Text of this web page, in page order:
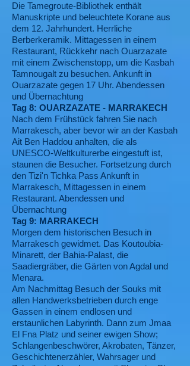
Die Tamegroute-Bibliothek enthält
Manuskripte und beleuchtete Korane aus
dem 12. Jahrhundert. Herrliche
Berberkeramik. Mittagessen in einem
Restaurant, Rückkehr nach Ouarzazate
mit einem Zwischenstopp, um die Kasbah
Tamnougalt zu besuchen. Ankunft in
Ouarzazate gegen 17 Uhr. Abendessen
und Übernachtung
Tag 8: OUARZAZATE - MARRAKECH
Nach dem Frühstück fahren Sie nach
Marrakesch, aber bevor wir an der Kasbah
Ait Ben Haddou anhalten, die als
UNESCO-Weltkulturerbe eingestuft ist,
staunen die Besucher. Fortsetzung durch
den Tizi'n Tichka Pass Ankunft in
Marrakesch, Mittagessen in einem
Restaurant. Abendessen und
Übernachtung
Tag 9: MARRAKECH
Morgen dem historischen Besuch in
Marrakesch gewidmet. Das Koutoubia-
Minarett, der Bahia-Palast, die
Saadiergräber, die Gärten von Agdal und
Menara.
Am Nachmittag Besuch der Souks mit
allen Handwerksbetrieben durch enge
Gassen in einem endlosen und
erstaunlichen Labyrinth. Dann zum Jmaa
El Fna Platz und seiner ewigen Show;
Schlangenbeschwörer, Akrobaten, Tänzer,
Geschichtenerzähler, Wahrsager und